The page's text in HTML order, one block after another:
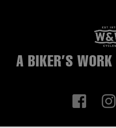
A BIKER’S WORK
 